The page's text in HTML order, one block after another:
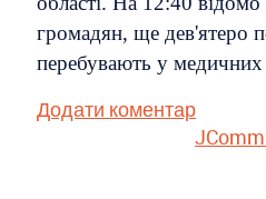
громадян, ще дев'ятеро
перебувають у медичних
Додати коментар